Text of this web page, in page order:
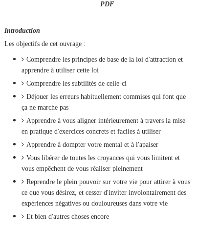
PDF
Introduction
Les objectifs de cet ouvrage :
Comprendre les principes de base de la loi d'attraction et
apprendre à utiliser cette loi
Comprendre les subtilités de celle-ci
Déjouer les erreurs habituellement commises qui font que
ça ne marche pas
Apprendre à vous aligner intérieurement à travers la mise
en pratique d'exercices concrets et faciles à utiliser
Apprendre à dompter votre mental et à l'apaiser
Vous libérer de toutes les croyances qui vous limitent et
vous empêchent de vous réaliser pleinement
Reprendre le plein pouvoir sur votre vie pour attirer à vous
ce que vous désirez, et cesser d'inviter involontairement des
expériences négatives ou douloureuses dans votre vie
Et bien d'autres choses encore